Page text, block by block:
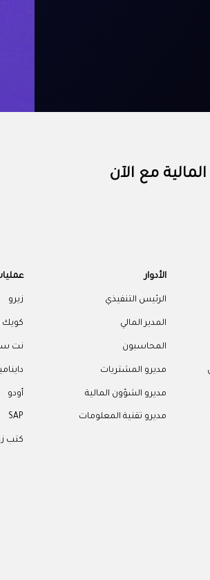
الأدوار
الرئيس التنفيذي
المدير المالي
المحاسبون
مديرو المشتريات
مديرو الشؤون المالية
مديرو تقنية المعلومات
زيرو
نت
أودو
SAP
كتب